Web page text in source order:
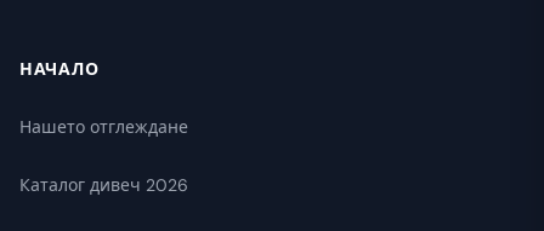
НАЧАЛО
Нашето отглеждане
Каталог дивеч 2026